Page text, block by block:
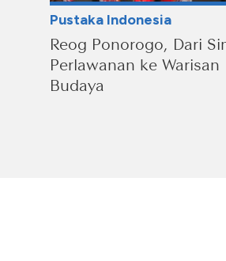
Pustaka Indonesia
Reog Ponorogo, Dari
Perlawanan ke Warisan
Budaya